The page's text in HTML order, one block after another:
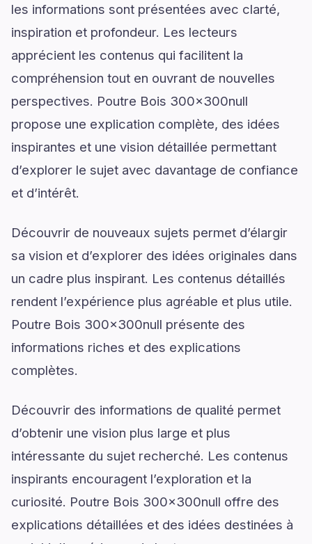
les informations sont présentées avec clarté,
inspiration et profondeur. Les lecteurs
apprécient les contenus qui facilitent la
compréhension tout en ouvrant de nouvelles
perspectives. Poutre Bois 300x300null
propose une explication complète, des idées
inspirantes et une vision détaillée permettant
d’explorer le sujet avec davantage de confiance
et d’intérêt.
Découvrir de nouveaux sujets permet d’élargir
sa vision et d’explorer des idées originales dans
un cadre plus inspirant. Les contenus détaillés
rendent l’expérience plus agréable et plus utile.
Poutre Bois 300x300null présente des
informations riches et des explications
complètes.
Découvrir des informations de qualité permet
d’obtenir une vision plus large et plus
intéressante du sujet recherché. Les contenus
inspirants encouragent l’exploration et la
curiosité. Poutre Bois 300x300null offre des
explications détaillées et des idées destinées à